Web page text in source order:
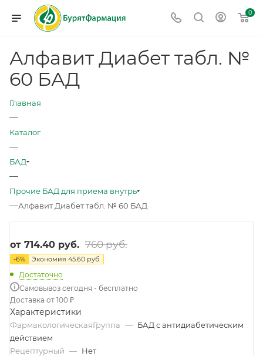
0
Алфавит Диабет табл. №
60 БАД
Главная
—
Каталог
—
БАД
—
Прочие БАД для приема внутрь
—Алфавит Диабет табл. № 60 БАД
от 714.40 руб. 760 руб.
-6% Экономия 45.60 руб.
Достаточно
Самовывоз сегодня - бесплатно
Доставка от 100 ₽
Характеристики
ФармакологическаяГруппа — БАД с антидиабетическим
действием
Рецептурный — Нет